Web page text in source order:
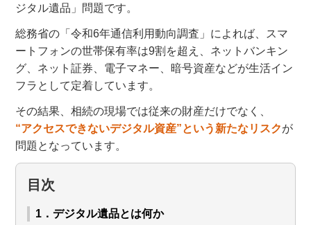
ジタル遺品」問題です。
総務省の「令和6年通信利用動向調査」によれば、スマ
ートフォンの世帯保有率は9割を超え、ネットバンキン
グ、ネット証券、電子マネー、暗号資産などが生活イン
フラとして定着しています。
その結果、相続の現場では従来の財産だけでなく、
“アクセスできないデジタル資産”という新たなリスクが
問題となっています。
目次
1．デジタル遺品とは何か